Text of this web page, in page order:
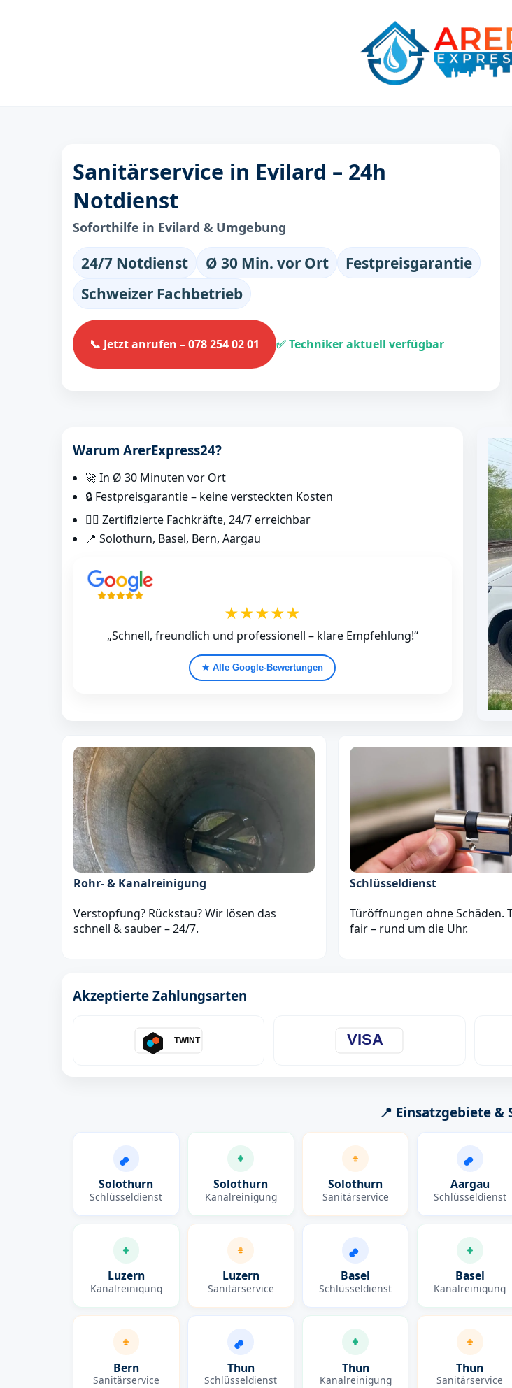
Sanitärservice in Evilard – 24h
Notdienst
Soforthilfe in Evilard & Umgebung
24/7 Notdienst Ø 30 Min. vor Ort
Festpreisgarantie
Schweizer Fachbetrieb
📞 Jetzt anrufen – 078 254 02 01 ✅ Techniker aktuell verfügbar
Warum ArerExpress24?
🚀 In Ø 30 Minuten vor Ort
🔒 Festpreisgarantie – keine versteckten Kosten
👷‍♂️ Zertifizierte Fachkräfte, 24/7 erreichbar
📍 Solothurn, Basel, Bern, Aargau
★★★★★
„Schnell, freundlich und professionell – klare Empfehlung!“
★ Alle Google‑Bewertungen
Rohr- & Kanalreinigung
Verstopfung? Rückstau? Wir lösen das
schnell & sauber – 24/7.
Schlüsseldienst
Türöffnungen ohne Schäden.
fair – rund um die Uhr.
Akzeptierte Zahlungsarten
TWINT VISA
📍 Einsatzgebiete &
Solothurn
Schlüsseldienst
Solothurn
Kanalreinigung
Solothurn
Sanitärservice
Aargau
Schlüsseldienst
Luzern
Kanalreinigung
Luzern
Sanitärservice
Basel
Schlüsseldienst
Basel
Kanalreinigung
Bern
Sanitärservice
Thun
Schlüsseldienst
Thun
Kanalreinigung
Thun
Sanitärservice